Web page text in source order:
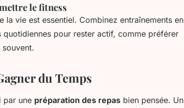
le fitness
vie est essentiel. Combinez entraînements en
pour rester actif, comme préférer
souvent.
du Temps
par une préparation des repas bien pensée. Un